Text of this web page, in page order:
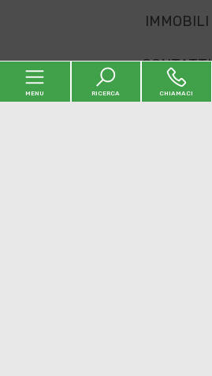
IMMOBILI
CONTATTI
MENU RICERCA CHIAMACI